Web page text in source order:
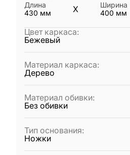
Длина
430 мм X
Ширина
400 мм
Цвет каркаса:
Бежевый
Материал каркаса:
Дерево
Материал обивки:
Без обивки
Тип основания:
Ножки